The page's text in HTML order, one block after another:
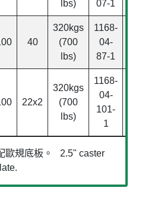
lbs)
07-1
40
320kgs
(700
lbs)
1168-
04-
87-1
22x2
320kgs
(700
lbs)
1168-
04-
101-
1
歐規底板。 2.5" caster